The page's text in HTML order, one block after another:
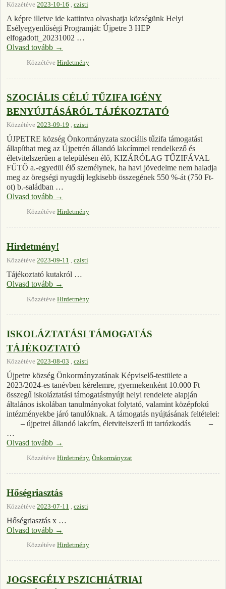
Közzétéve 2023-10-16 czisti
A képre illetve ide kattintva olvashatja községünk Helyi
Esélyegyenlőségi Programját: Újpetre 3 HEP
elfogadott_20231002 …
Olvasd tovább →
Közzétéve Hirdetmény
SZOCIÁLIS CÉLÚ TŰZIFA IGÉNY
BENYÚJTÁSÁRÓL TÁJÉKOZTATÓ
Közzétéve 2023-09-19 , czisti
ÚJPETRE község Önkormányzata szociális tűzifa támogatást
állapíthat meg az Újpetrén állandó lakcímmel rendelkező és
életvitelszerűen a településen élő, KIZÁRÓLAG TŰZIFÁVAL
FŰTŐ a.-egyedül élő személynek, ha havi jövedelme nem haladja
meg az öregségi nyugdíj legkisebb összegének 550 %-át (750 Ft-
ot) b.-saládban …
Olvasd tovább →
Közzétéve Hirdetmény
Hirdetmény!
Közzétéve 2023-09-11 czisti
Tájékoztató kutakról …
Olvasd tovább →
Közzétéve Hirdetmény
ISKOLÁZTATÁSI TÁMOGATÁS
TÁJÉKOZTATÓ
Közzétéve 2023-08-03 , czisti
Újpetre község Önkormányzatának Képviselő-testülete a
2023/2024-es tanévben kérelemre, gyermekenként 10.000 Ft
összegű iskoláztatási támogatástnyújt helyi rendelete alapján
általános iskolában tanulmányokat folytató, valamint középfokú
intézményekbe járó tanulóknak. A támogatás nyújtásának feltételei:
– újpetrei állandó lakcím, életvitelszerű itt tartózkodás –
…
Olvasd tovább →
Közzétéve Hirdetmény, Önkormányzat
Hőségriasztás
Közzétéve 2023-07-11 czisti
Hőségriasztás x …
Olvasd tovább →
Közzétéve Hirdetmény
JOGSEGÉLY PSZICHIÁTRIAI